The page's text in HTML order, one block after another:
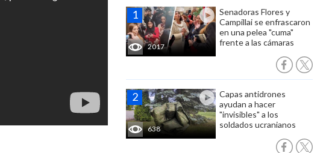
2017
Senadoras Flores y
Campillai se enfrascaron
en una pelea "cuma"
frente a las cámaras
638
Capas antidrones
ayudan a hacer
"invisibles" a los
soldados ucranianos